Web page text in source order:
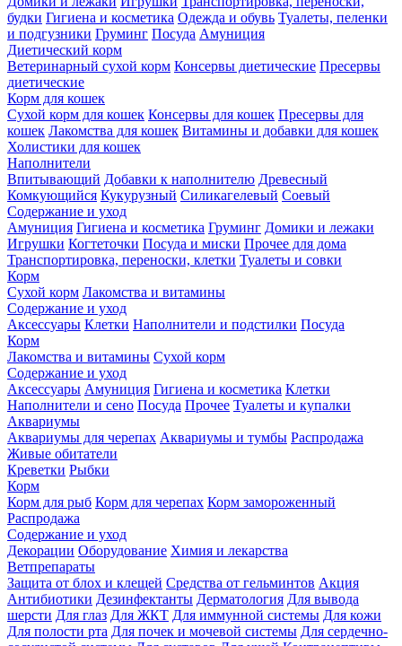
будки Гигиена и косметика Одежда и обувь Туалеты, пеленки
и подгузники Груминг Посуда Амуниция
Диетический корм
Ветеринарный сухой корм Консервы диетические Пресервы
диетические
Корм для кошек
Сухой корм для кошек Консервы для кошек Пресервы для
кошек Лакомства для кошек Витамины и добавки для кошек
Холистики для кошек
Наполнители
Впитывающий Добавки к наполнителю Древесный
Комкующийся Кукурузный Силикагелевый Соевый
Содержание и уход
Амуниция Гигиена и косметика Груминг Домики и лежаки
Игрушки Когтеточки Посуда и миски Прочее для дома
Транспортировка, переноски, клетки Туалеты и совки
Корм
Сухой корм Лакомства и витамины
Содержание и уход
Аксессуары Клетки Наполнители и подстилки Посуда
Корм
Лакомства и витамины Сухой корм
Содержание и уход
Аксессуары Амуниция Гигиена и косметика Клетки
Наполнители и сено Посуда Прочее Туалеты и купалки
Аквариумы
Аквариумы для черепах Аквариумы и тумбы Распродажа
Живые обитатели
Креветки Рыбки
Корм
Корм для рыб Корм для черепах Корм замороженный
Распродажа
Содержание и уход
Декорации Оборудование Химия и лекарства
Ветпрепараты
Защита от блох и клещей Средства от гельминтов Акция
Антибиотики Дезинфектанты Дерматология Для вывода
шерсти Для глаз Для ЖКТ Для иммунной системы Для кожи
Для полости рта Для почек и мочевой системы Для сердечно-